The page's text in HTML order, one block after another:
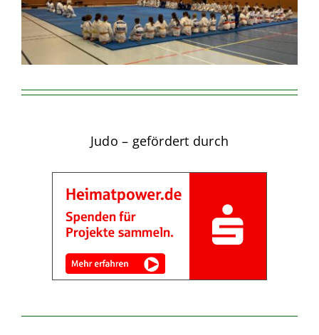
Judo – gefördert durch